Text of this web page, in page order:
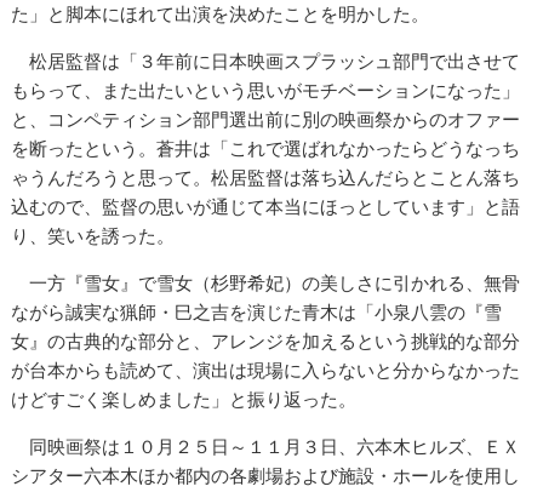
た」と脚本にほれて出演を決めたことを明かした。
松居監督は「３年前に日本映画スプラッシュ部門で出させて
もらって、また出たいという思いがモチベーションになった」
と、コンペティション部門選出前に別の映画祭からのオファー
を断ったという。蒼井は「これで選ばれなかったらどうなっち
ゃうんだろうと思って。松居監督は落ち込んだらとことん落ち
込むので、監督の思いが通じて本当にほっとしています」と語
り、笑いを誘った。
一方『雪女』で雪女（杉野希妃）の美しさに引かれる、無骨
ながら誠実な猟師・巳之吉を演じた青木は「小泉八雲の『雪
女』の古典的な部分と、アレンジを加えるという挑戦的な部分
が台本からも読めて、演出は現場に入らないと分からなかった
けどすごく楽しめました」と振り返った。
同映画祭は１０月２５日～１１月３日、六本木ヒルズ、ＥＸ
シアター六本木ほか都内の各劇場および施設・ホールを使用し